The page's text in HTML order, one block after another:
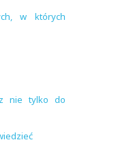
w których
nie tylko do